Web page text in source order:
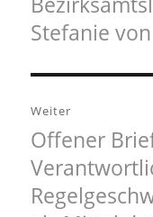
Stefanie
Weiter
Nächster
Beitrag:
Offener